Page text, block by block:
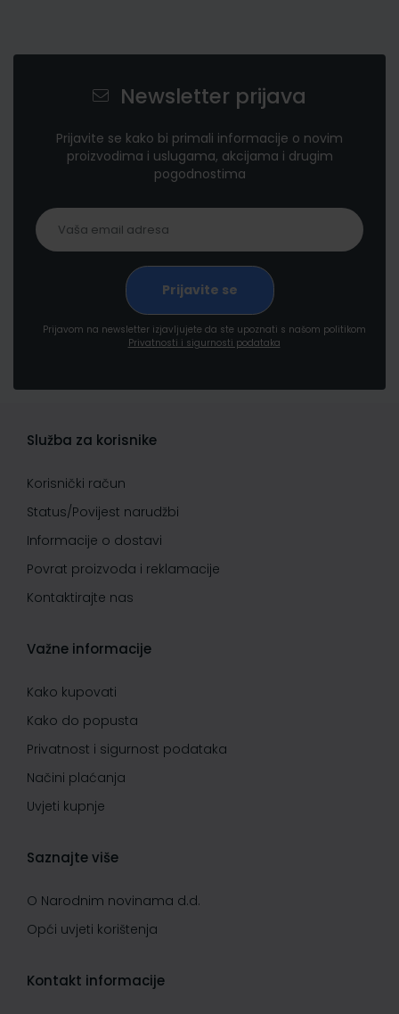
Newsletter prijava
Prijavite se kako bi primali informacije o novim
proizvodima i uslugama, akcijama i drugim
pogodnostima
Prijavom na newsletter izjavljujete da ste upoznati s našom politikom
Privatnosti i sigurnosti podataka
Služba za korisnike
Korisnički račun
Status/Povijest narudžbi
Informacije o dostavi
Povrat proizvoda i reklamacije
Kontaktirajte nas
Važne informacije
Kako kupovati
Kako do popusta
Privatnost i sigurnost podataka
Načini plaćanja
Uvjeti kupnje
Saznajte više
O Narodnim novinama d.d.
Opći uvjeti korištenja
Kontakt informacije